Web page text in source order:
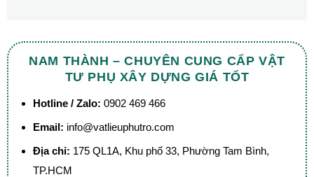
NAM THÀNH – CHUYÊN CUNG CẤP VẬT
TƯ PHỤ XÂY DỰNG GIÁ TỐT
Hotline / Zalo: 0902 469 466
Email: info@vatlieuphutro.com
Địa chỉ: 175 QL1A, Khu phố 33, Phường Tam Bình,
TP.HCM